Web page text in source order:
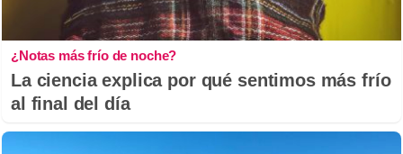
¿Notas más frío de noche?
La ciencia explica por qué sentimos más frío
al final del día